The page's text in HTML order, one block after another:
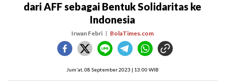
dari AFF sebagai Bentuk Solidaritas ke
Indonesia
Irwan Febri BolaTimes.com
Jum'at, 08 September 2023 | 13:00 WIB